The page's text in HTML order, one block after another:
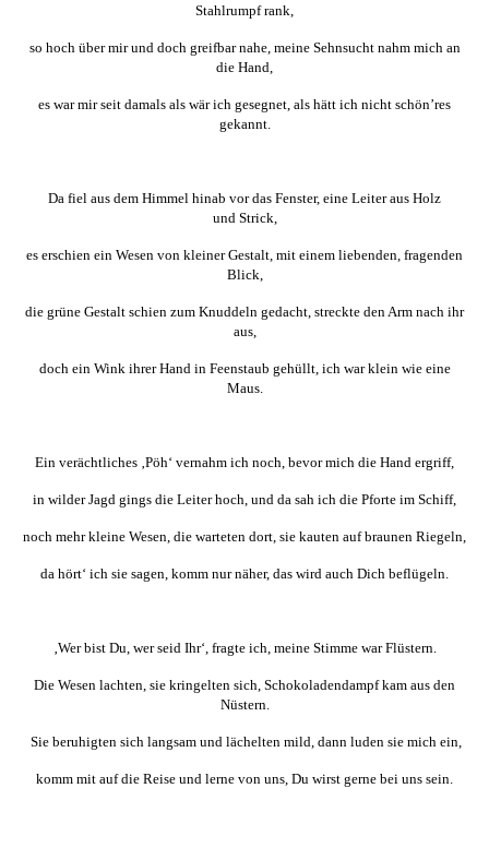
Stahlrumpf rank,
so hoch über mir und doch greifbar nahe, meine Sehnsucht nahm mich an
die Hand,
es war mir seit damals als wär ich gesegnet, als hätt ich nicht schön’res
gekannt.
Da fiel aus dem Himmel hinab vor das Fenster, eine Leiter aus Holz
und Strick,
es erschien ein Wesen von kleiner Gestalt, mit einem liebenden, fragenden
Blick,
die grüne Gestalt schien zum Knuddeln gedacht, streckte den Arm nach ihr
aus,
doch ein Wink ihrer Hand in Feenstaub gehüllt, ich war klein wie eine
Maus.
Ein verächtliches ‚Pöh‘ vernahm ich noch, bevor mich die Hand ergriff,
in wilder Jagd gings die Leiter hoch, und da sah ich die Pforte im Schiff,
noch mehr kleine Wesen, die warteten dort, sie kauten auf braunen Riegeln,
da hört‘ ich sie sagen, komm nur näher, das wird auch Dich beflügeln.
‚Wer bist Du, wer seid Ihr‘, fragte ich, meine Stimme war Flüstern.
Die Wesen lachten, sie kringelten sich, Schokoladendampf kam aus den
Nüstern.
Sie beruhigten sich langsam und lächelten mild, dann luden sie mich ein,
komm mit auf die Reise und lerne von uns, Du wirst gerne bei uns sein.